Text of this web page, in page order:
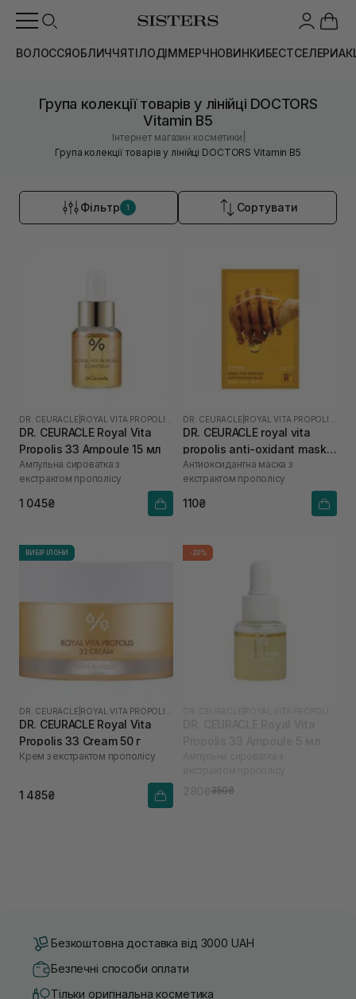
ВОЛОССЯОБЛИЧЧЯТІЛОДІММЕРЧНОВИНКИБЕСТСЕЛЕРИ
Група колекції товарів у лінійці DOCTORS
Vitamin B5
Інтернет магазин косметики
Група колекції товарів у лінійці DOCTORS Vitamin B5
Фільтр 1 Сортувати
DR. CEURACLE
DR. CEURACLE Royal Vita
Propolis 33 Ampoule 15 мл
Ампульна сироватка з
екстрактом прополісу
1 045₴
DR. CEURACLE
DR. CEURACLE royal vita
propolis anti-oxidant mask 1
шт
Антиоксидантна маска з
екстрактом прополісу
110₴
ВИБІР ІЛОНИ
DR. CEURACLE
DR. CEURACLE Royal Vita
Propolis 33 Cream 50 г
Крем з екстрактом прополісу
1 485₴
-20%
350₴
Безкоштовна доставка від 3000 UAH
Безпечні способи оплати
Тільки оригінальна косметика